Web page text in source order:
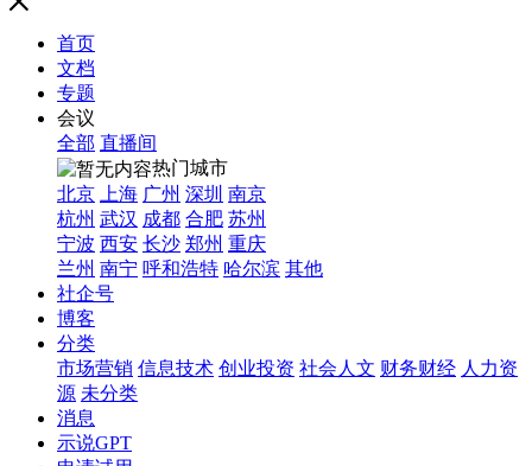
首页
文档
专题
会议
全部 直播间
热门城市
北京
上海 广州 深圳 南京
杭州 武汉 成都 合肥 苏州
宁波 西安 长沙 郑州 重庆
兰州 南宁 呼和浩特 哈尔滨 其他
社企号
博客
分类
市场营销 信息技术 创业投资 社会人文 财务财经 人力资
源 未分类
消息
示说GPT